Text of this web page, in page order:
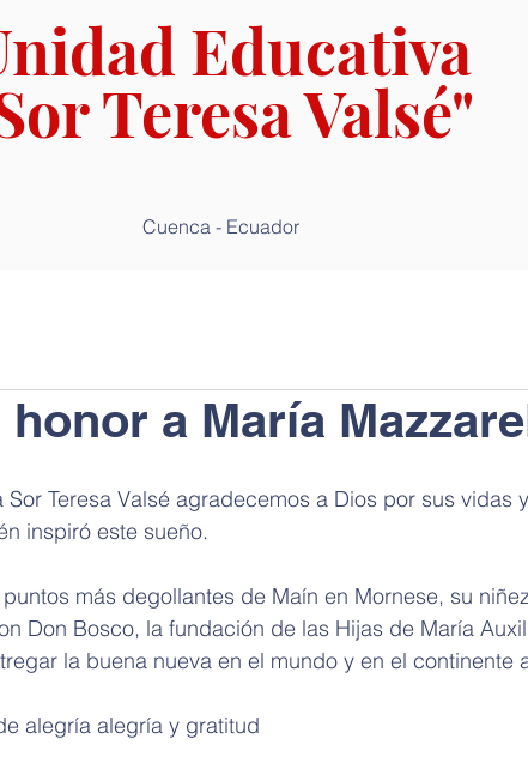
Educativa
Teresa Valsé"
Cuenca - Ecuador
honor a María
Teresa Valsé agradecemos a Dios por sus vidas
inspiró este sueño.
más degollantes de Maín en Mornese, su
Don Bosco, la fundación de las Hijas de María
la buena nueva en el mundo y en el continente
alegría alegría y gratitud